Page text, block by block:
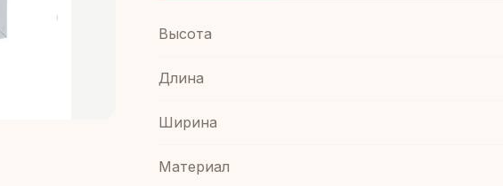
Высота
Длина
Ширина
Материал